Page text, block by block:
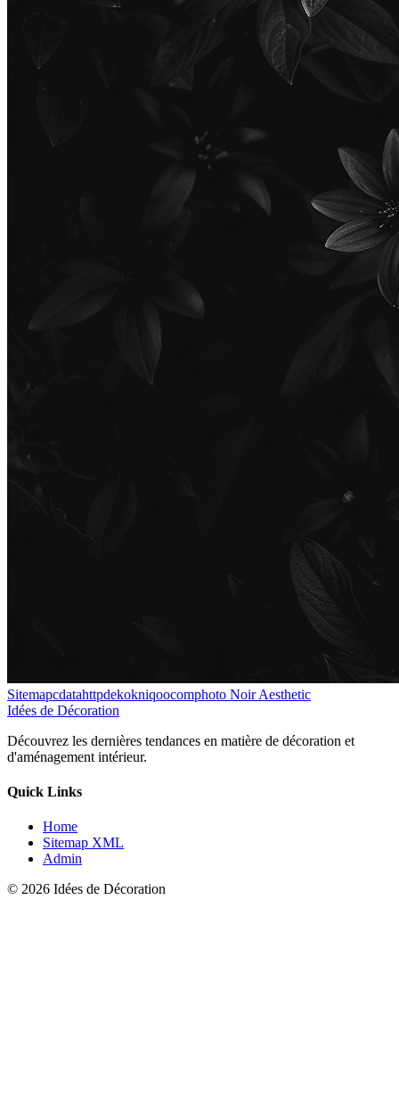
Sitemapcdatahttpdekokniqoocomphoto Noir Aesthetic
Idées de Décoration
Découvrez les dernières tendances en matière de décoration et
d'aménagement intérieur.
Quick Links
Home
Sitemap XML
Admin
© 2026 Idées de Décoration